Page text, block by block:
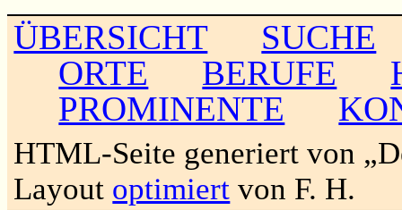
ÜBERSICHT
SUCHE
ORTE
BERUFE
PROMINENTE
HTML-Seite generiert von
Layout optimiert von F. H.